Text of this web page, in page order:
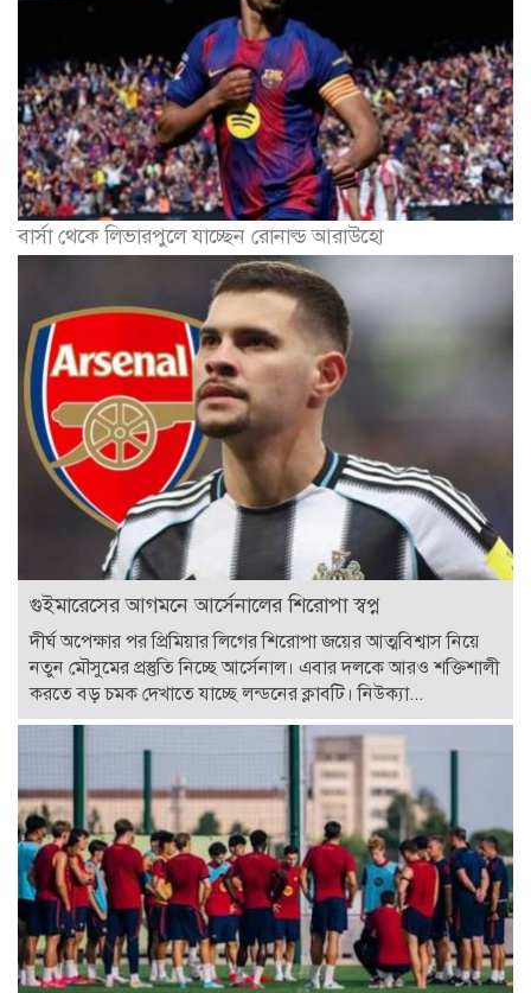
বার্সা থেকে লিভারপুলে যাচ্ছেন রোনাল্ড আরাউহো
গুইমারেসের আগমনে আর্সেনালের শিরোপা স্বপ্ন
দীর্ঘ অপেক্ষার পর প্রিমিয়ার লিগের শিরোপা জয়ের আত্মবিশ্বাস নিয়ে
নতুন মৌসুমের প্রস্তুতি নিচ্ছে আর্সেনাল। এবার দলকে আরও শক্তিশালী
করতে বড় চমক দেখাতে যাচ্ছে লন্ডনের ক্লাবটি। নিউক্যা...